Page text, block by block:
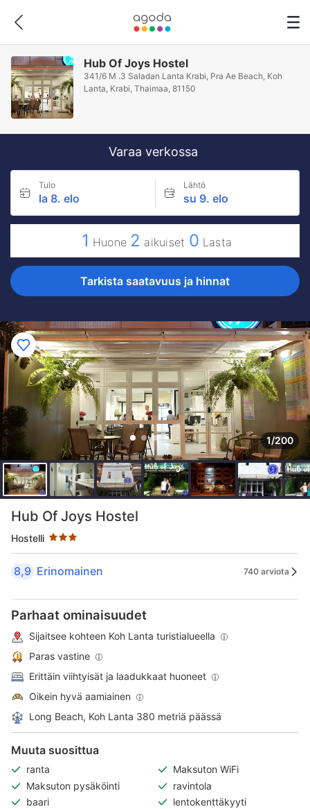
Hub Of Joys Hostel
341/6 M .3 Saladan Lanta Krabi, Pra Ae Beach, Koh
Lanta, Krabi, Thaimaa, 81150
Varaa verkossa
Tulo
la 8. elo
Lähtö
su 9. elo
1 Huone 2 aikuiset 0 Lasta
Tarkista saatavuus ja hinnat
1/200
Hub Of Joys Hostel
Hostelli
Tähtiluokitus 3 tähteä
8,9 Erinomainen 740 arviota
Parhaat ominaisuudet
Sijaitsee kohteen Koh Lanta turistialueella
Paras vastine
Erittäin viihtyisät ja laadukkaat huoneet
Oikein hyvä aamiainen
Long Beach, Koh Lanta 380 metriä päässä
Muuta suosittua
ranta
Maksuton WiFi
Maksuton pysäköinti
ravintola
baari
lentokenttäkyyti